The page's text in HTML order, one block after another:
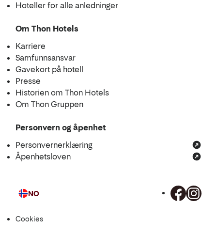
Hoteller for alle anledninger
Om Thon Hotels
Karriere
Samfunnsansvar
Gavekort på hotell
Presse
Historien om Thon Hotels
Om Thon Gruppen
Personvern og åpenhet
Personvernerklæring
Åpenhetsloven
Språk
NO
Cookies